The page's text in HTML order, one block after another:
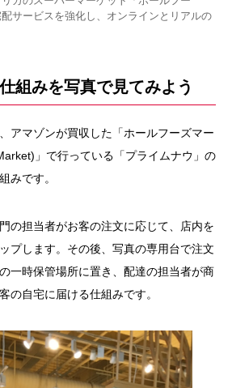
サービスを強化し、オンラインとリアルの
組みを写真で見てみよう
アマゾンが買収した「ホールフーズマー
」で行っている「プライムナウ」の
みです。
の担当者がお客の注文に応じて、店内を
プします。その後、写真の専用台で注文
一時保管場所に置き、配達の担当者が商
の自宅に届ける仕組みです。